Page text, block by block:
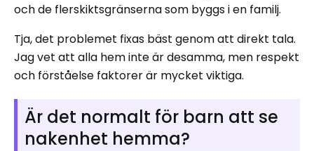
och de flerskiktsgränserna som byggs i en familj.
Tja, det problemet fixas bäst genom att direkt tala.
Jag vet att alla hem inte är desamma, men respekt
och förståelse faktorer är mycket viktiga.
Är det normalt för barn att se
nakenhet hemma?